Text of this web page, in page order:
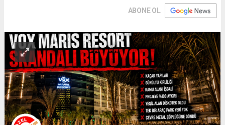
ABONE OL